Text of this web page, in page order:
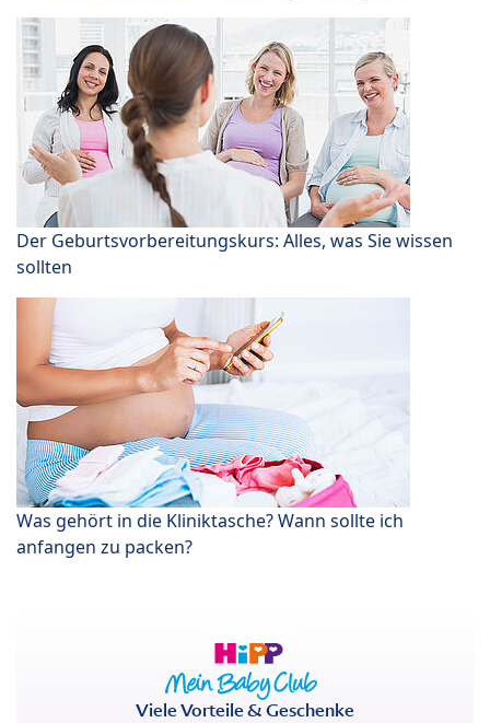
Der Geburtsvorbereitungskurs: Alles, was Sie wissen
sollten
Was gehört in die Kliniktasche? Wann sollte ich
anfangen zu packen?
Viele Vorteile & Geschenke